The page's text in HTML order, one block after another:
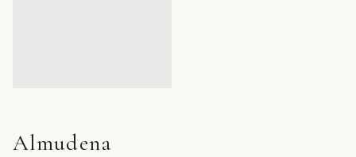
Almudena